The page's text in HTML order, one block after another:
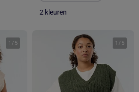
2 kleuren
1 / 5 1 / 5